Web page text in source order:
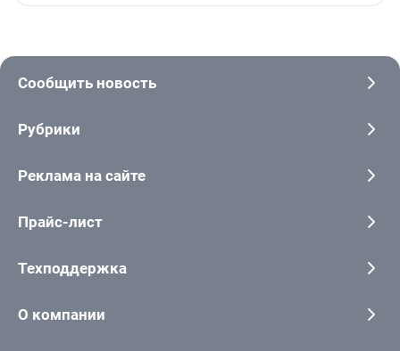
Сообщить новость
Рубрики
Реклама на сайте
Прайс-лист
Техподдержка
О компании